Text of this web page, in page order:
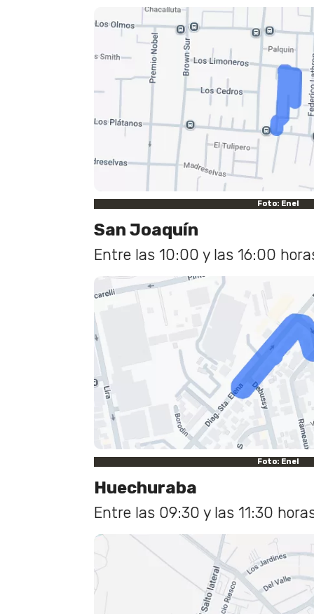
Foto: Enel
San Joaquín
Entre las 10:00 y las 16:00
Foto: Enel
Huechuraba
Entre las 09:30 y las 11:30